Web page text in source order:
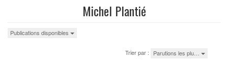
Michel Plantié
Publications disponibles
Trier par : Parutions les plu…